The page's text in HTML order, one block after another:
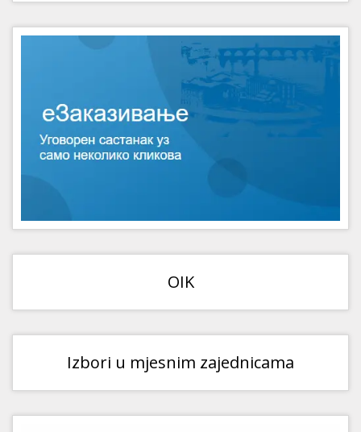
OIK
Izbori u mjesnim zajednicama